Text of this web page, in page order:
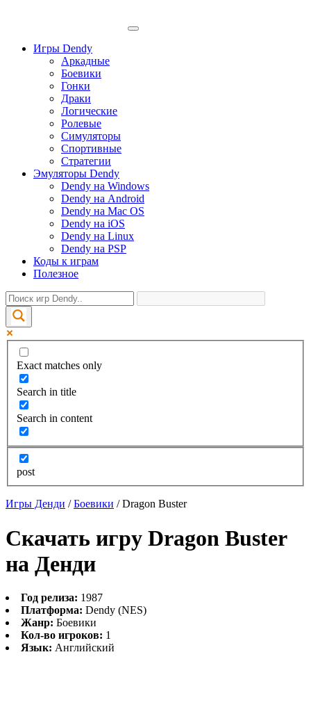
Игры Dendy
Аркадные
Боевики
Гонки
Драки
Логические
Ролевые
Симуляторы
Спортивные
Стратегии
Эмуляторы Dendy
Dendy на Windows
Dendy на Android
Dendy на Mac OS
Dendy на iOS
Dendy на Linux
Dendy на PSP
Коды к играм
Полезное
Exact matches only
Search in title
Search in content
post
Игры Денди /Боевики /Dragon Buster
Скачать игру Dragon Buster
на Денди
Год релиза: 1987
Платформа: Dendy (NES)
Жанр: Боевики
Кол-во игроков: 1
Язык: Английский